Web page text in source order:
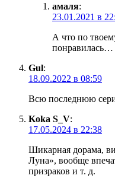
амаля:
23.01.2021 в
А что по
понравилась…
Gul:
18.09.2022 в 08:59
Всю последнюю
Koka S_V:
17.05.2024 в 22:38
Шикарная дорама,
Луна», вообще
призраков и т. д.